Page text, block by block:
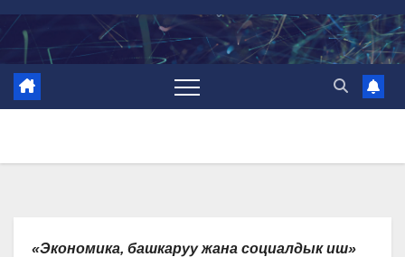
Skip
content
«Экономика, башкаруу жана социалдык иш»